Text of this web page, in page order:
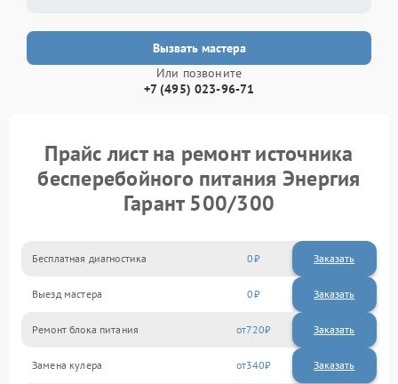
Вызвать мастера
Или позвоните
+7 (495) 023-96-71
Прайс лист на ремонт источника
бесперебойного питания Энергия
Гарант 500/300
Бесплатная диагностика 0 Заказать
Выезд мастера 0 Заказать
Ремонт блока питания 720
Замена кулера 340